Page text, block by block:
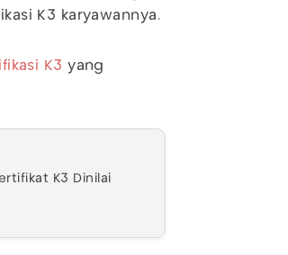
K3 karyawannya.
K3 yang
K3 Dinilai